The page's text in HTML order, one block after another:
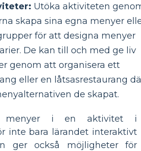
Utöka aktiviteten
skapa sina egna menyer
för att designa menyer
De kan till och med ge liv
genom att organisera ett
eller en låtsasrestaurang
de skapat.
menyer i en aktivitet i
inte bara lärandet interaktivt
ger också möjligheter för